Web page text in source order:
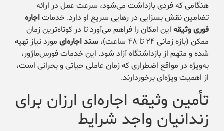
هنگامی که فردی بازداشت می‌شود، سرعت عمل در ارائه
تضامین نقش بسزایی در رهایی سریع او دارد. خدماتاجاره
فوری وثیقه این امکان را فراهم می‌آورد تا در کوتاه‌ترین زمان
ممکن (بازه زمانی ۲۴ تا ۴۸ ساعت)،
سند اجاره‌ای مورد نیاز تهیه
شده و متهم از بازداشتگاه آزاد شود. این خدمات فورس‌ماژور،
به‌ویژه در مواقع اضطراری که زمان عاملی حیاتی و بحرانی است،
از اهمیت ویژه‌ای برخوردارند.
تأمین وثیقه اجاره‌ای ارزان برای
زندانیان واجد شرایط